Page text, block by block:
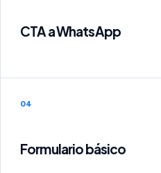
CTA a WhatsApp
04
Formulario básico